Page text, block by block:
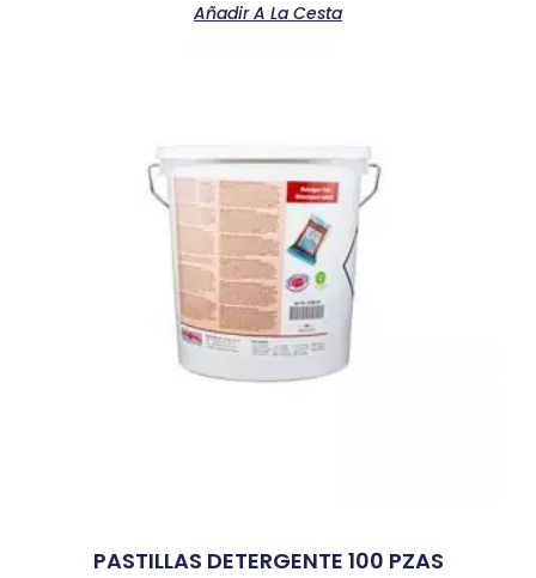
Añadir A La Cesta
PASTILLAS DETERGENTE 100 PZAS